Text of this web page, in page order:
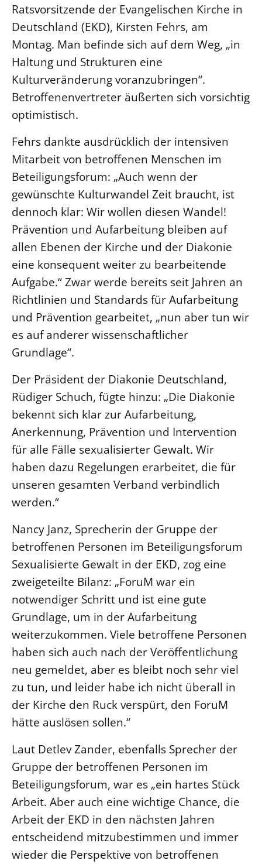
Ratsvorsitzende der Evangelischen Kirche in
Deutschland (EKD), Kirsten Fehrs, am
Montag. Man befinde sich auf dem Weg, „in
Haltung und Strukturen eine
Kulturveränderung voranzubringen“.
Betroffenenvertreter äußerten sich vorsichtig
optimistisch.
Fehrs dankte ausdrücklich der intensiven
Mitarbeit von betroffenen Menschen im
Beteiligungsforum: „Auch wenn der
gewünschte Kulturwandel Zeit braucht, ist
dennoch klar: Wir wollen diesen Wandel!
Prävention und Aufarbeitung bleiben auf
allen Ebenen der Kirche und der Diakonie
eine konsequent weiter zu bearbeitende
Aufgabe.“ Zwar werde bereits seit Jahren an
Richtlinien und Standards für Aufarbeitung
und Prävention gearbeitet, „nun aber tun wir
es auf anderer wissenschaftlicher
Grundlage“.
Der Präsident der Diakonie Deutschland,
Rüdiger Schuch, fügte hinzu: „Die Diakonie
bekennt sich klar zur Aufarbeitung,
Anerkennung, Prävention und Intervention
für alle Fälle sexualisierter Gewalt. Wir
haben dazu Regelungen erarbeitet, die für
unseren gesamten Verband verbindlich
werden.“
Nancy Janz, Sprecherin der Gruppe der
betroffenen Personen im Beteiligungsforum
Sexualisierte Gewalt in der EKD, zog eine
zweigeteilte Bilanz: „ForuM war ein
notwendiger Schritt und ist eine gute
Grundlage, um in der Aufarbeitung
weiterzukommen. Viele betroffene Personen
haben sich auch nach der Veröffentlichung
neu gemeldet, aber es bleibt noch sehr viel
zu tun, und leider habe ich nicht überall in
der Kirche den Ruck verspürt, den ForuM
hätte auslösen sollen.“
Laut Detlev Zander, ebenfalls Sprecher der
Gruppe der betroffenen Personen im
Beteiligungsforum, war es „ein hartes Stück
Arbeit. Aber auch eine wichtige Chance, die
Arbeit der EKD in den nächsten Jahren
entscheidend mitzubestimmen und immer
wieder die Perspektive von betroffenen
BIBLIOTHEK & ARCHIV
SERVICE
Älterwerden im Pfarrberuf
Beteiligungsverfahren
Beschwerdestellen
Ephoralbüro
Fundraising
IT-Service
Corporate Design
Interventionsplan
Jahresgespräche
Kantine Speiseplan
Kirchliches Amtsblatt
Kirchliche Verwaltung
Klimaschutzgesetz
Kunstreferat
NKVK
Öffentlichkeitsarbeit
Personalausschuss
Projektmanagement
Recht
Terminstundenplaner